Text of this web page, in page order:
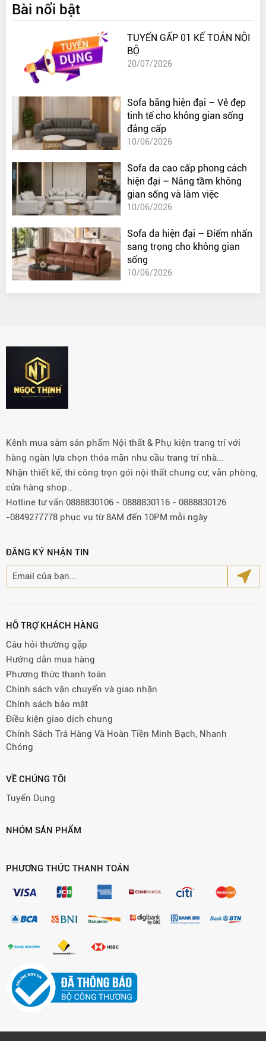
Bài nổi bật
TUYỂN GẤP 01 KẾ TOÁN NỘI
BỘ
20/07/2026
Sofa băng hiện đại – Vẻ đẹp
tinh tế cho không gian sống
đẳng cấp
10/06/2026
Sofa da cao cấp phong cách
hiện đại – Nâng tầm không
gian sống và làm việc
10/06/2026
Sofa da hiện đại – Điểm nhấn
sang trọng cho không gian
sống
10/06/2026
Kênh mua sắm sản phẩm Nội thất & Phụ kiện trang trí với
hàng ngàn lựa chọn thỏa mãn nhu cầu trang trí nhà...
Nhận thiết kế, thi công trọn gói nội thất chung cư, văn phòng,
cửa hàng shop…
Hotline tư vấn 0888830106 - 0888830116 - 0888830126
-0849277778 phục vụ từ 8AM đến 10PM mỗi ngày
ĐĂNG KÝ NHẬN TIN
HỖ TRỢ KHÁCH HÀNG
Câu hỏi thường gặp
Hướng dẫn mua hàng
Phương thức thanh toán
Chính sách vận chuyển và giao nhận
Chính sách bảo mật
Điều kiện giao dịch chung
Chính Sách Trả Hàng Và Hoàn Tiền Minh Bạch, Nhanh
Chóng
VỀ CHÚNG TÔI
Tuyển Dụng
NHÓM SẢN PHẨM
PHƯƠNG THỨC THANH TOÁN